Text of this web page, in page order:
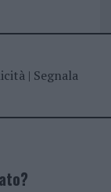
| Segnala